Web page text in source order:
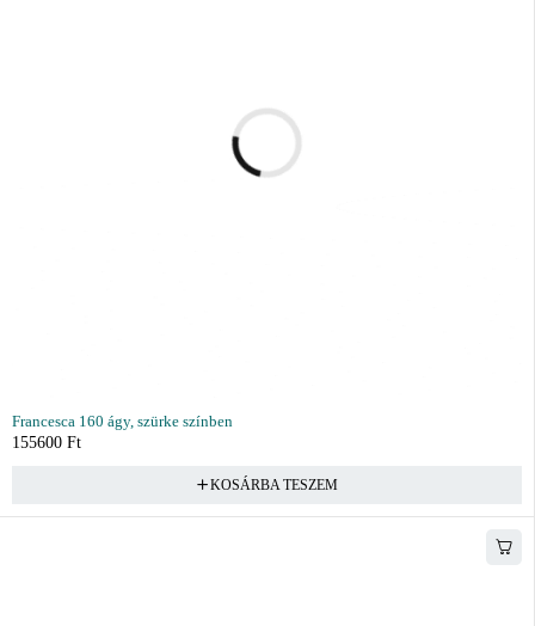
Francesca 160 ágy, szürke színben
155600 Ft
KOSÁRBA TESZEM